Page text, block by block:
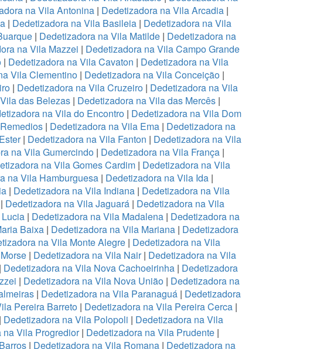
na Vila Antonina | Dedetizadora na Vila Arcadia |
| Dedetizadora na Vila Basileia | Dedetizadora na Vila
| Dedetizadora na Vila Matilde| Dedetizadora na
na Vila Mazzei | Dedetizadora na Vila Campo Grande
| Dedetizadora na Vila Cavaton | Dedetizadora na Vila
Vila Clementino| Dedetizadora na Vila Conceição|
| Dedetizadora na Vila Cruzeiro | Dedetizadora na Vila
das Belezas| Dedetizadora na Vila das Mercês|
na Vila do Encontro | Dedetizadora na Vila Dom
| Dedetizadora na Vila Ema | Dedetizadora na
| Dedetizadora na Vila Fanton | Dedetizadora na Vila
na Vila Gumercindo | Dedetizadora na Vila França |
na Vila Gomes Cardim | Dedetizadora na Vila
na Vila Hamburguesa| Dedetizadora na Vila Ida|
| Dedetizadora na Vila Indiana | Dedetizadora na Vila
Dedetizadora na Vila Jaguará | Dedetizadora na Vila
| Dedetizadora na Vila Madalena| Dedetizadora na
Baixa| Dedetizadora na Vila Mariana| Dedetizadora
na Vila Monte Alegre| Dedetizadora na Vila
| Dedetizadora na Vila Nair| Dedetizadora na Vila
Dedetizadora na Vila Nova Cachoeirinha| Dedetizadora
| Dedetizadora na Vila Nova União | Dedetizadora na
| Dedetizadora na Vila Paranaguá | Dedetizadora
Pereira Barreto | Dedetizadora na Vila Pereira Cerca |
Dedetizadora na Vila Polopoli | Dedetizadora na Vila
na Vila Progredior| Dedetizadora na Vila Prudente|
| Dedetizadora na Vila Romana | Dedetizadora na